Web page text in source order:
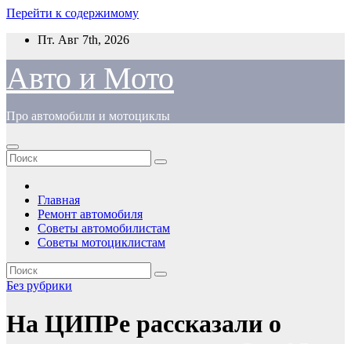
Перейти к содержимому
Пт. Авг 7th, 2026
Авто и Мото
Про автомобили и мотоциклы
Главная
Ремонт автомобиля
Советы автомобилистам
Советы мотоциклистам
Без рубрики
На ЦИПРе рассказали о